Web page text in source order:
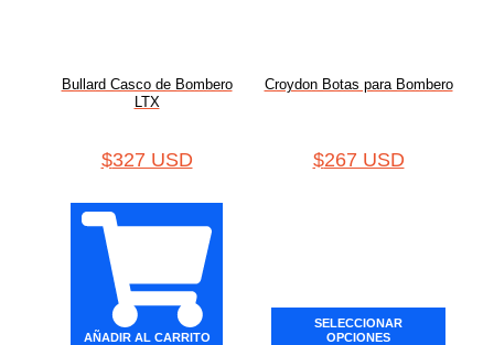
Bullard Casco de Bombero
LTX
$327 USD
AÑADIR AL CARRITO
Croydon Botas para Bombero
$267 USD
SELECCIONAR
OPCIONES